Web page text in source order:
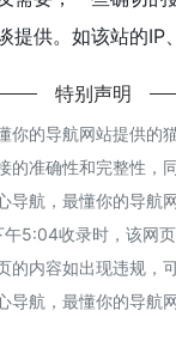
提供。如该站的IP
特别声明
你的导航网站提供的
的准确性和完整性，
导航，最懂你的导航
5:04收录时，该网
的内容如出现违规，
导航，最懂你的导航